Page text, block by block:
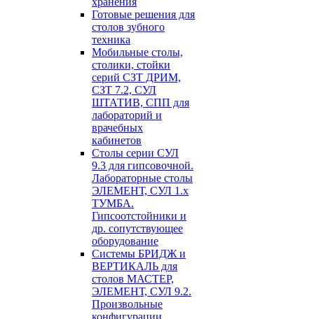
Готовые решения для
столов зубного
техника
Мобильные столы,
столики, стойки
серий СЗТ ДРИМ,
СЗТ 7.2, СУЛ
ШТАТИВ, СПП для
лабораторий и
врачебных
кабинетов
Столы серии СУЛ
9.3 для гипсовочной.
Лабораторные столы
ЭЛЕМЕНТ, СУЛ 1.х
ТУМБА.
Гипсоотстойники и
др. сопутствующее
оборудование
Системы БРИДЖ и
ВЕРТИКАЛЬ для
столов МАСТЕР,
ЭЛЕМЕНТ, СУЛ 9.2.
Произвольные
конфигурации